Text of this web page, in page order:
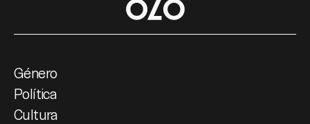
Género
Política
Cultura